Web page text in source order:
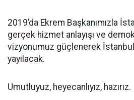
2019’da Ekrem Başkanımızla
gerçek hizmet anlayışı ve
vizyonumuz güçlenerek
yayılacak.
Umutluyuz, heyecanlıyız, hazırız.